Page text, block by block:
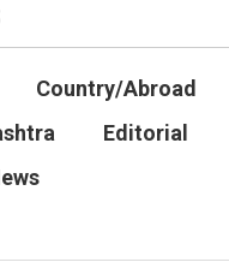
Country/Abroad
Editorial